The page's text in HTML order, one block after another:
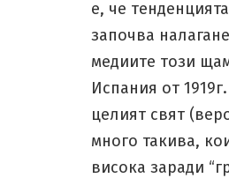
е, че
започва
медиите този
Испания от
целият свят
много такива,
висока заради